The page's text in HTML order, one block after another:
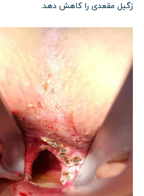
زگیل مقعدی را کاهش دهد.